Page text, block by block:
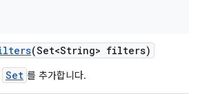
(Set<String> filters)
Set 를 추가합니다.